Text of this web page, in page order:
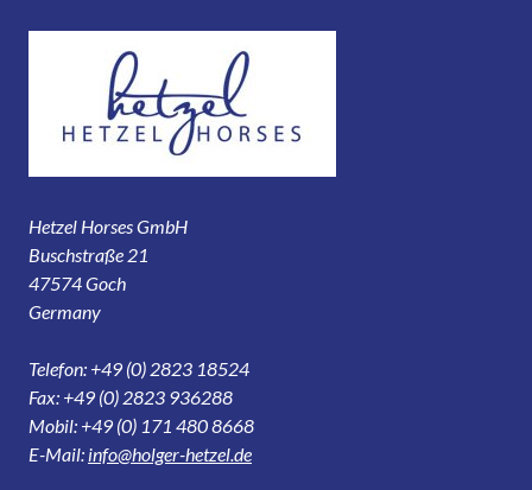
Hetzel Horses GmbH
Buschstraße 21
47574 Goch
Germany
Telefon: +49 (0) 2823 18524
Fax: +49 (0) 2823 936288
Mobil: +49 (0) 171 480 8668
E-Mail: info@holger-hetzel.de